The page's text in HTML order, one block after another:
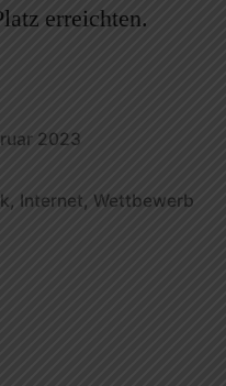
erreichten.
2023
, Internet, Wettbewerb